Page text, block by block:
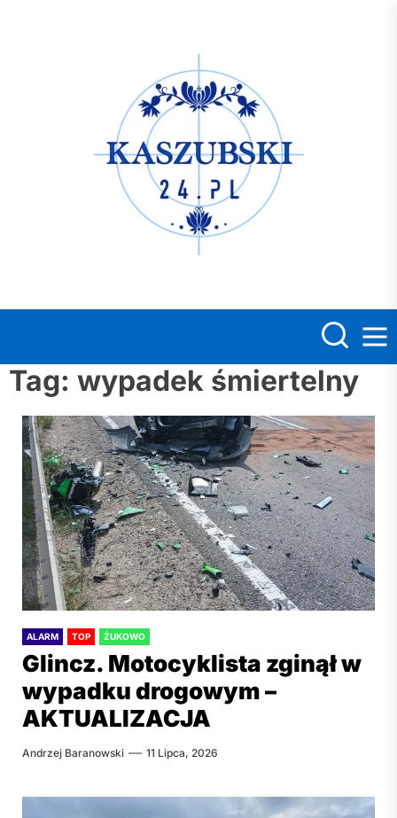
Tag: wypadek śmiertelny
ALARM TOP ŻUKOWO
Glincz. Motocyklista zginął w
wypadku drogowym –
AKTUALIZACJA
Andrzej Baranowski 11 Lipca, 2026